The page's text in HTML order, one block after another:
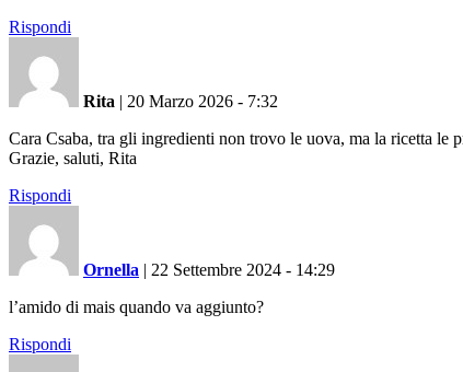
Rispondi
Rita | 20 Marzo 2026 - 7:32
Cara Csaba, tra gli ingredienti non trovo le uova, ma la ricetta le
Grazie, saluti, Rita
Rispondi
Ornella | 22 Settembre 2024 - 14:29
l’amido di mais quando va aggiunto?
Rispondi